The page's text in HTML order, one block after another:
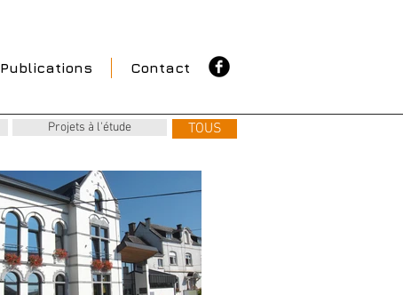
Publications Contact
Projets à l'étude TOUS